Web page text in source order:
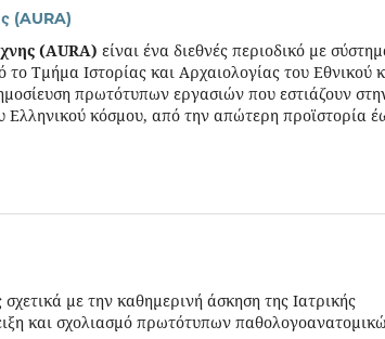
(AURA)
(AURA) είναι ένα διεθνές περιοδικό με
Τμήμα Ιστορίας και Αρχαιολογίας του Εθνικού
πρωτότυπων εργασιών που εστιάζουν
Ελληνικού κόσμου, από την απώτερη προϊστορία
με την καθημερινή άσκηση της Ιατρικής
και σχολιασμό πρωτότυπων